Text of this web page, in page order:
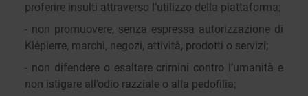
proferire insulti attraverso l’utilizzo della piattaforma;
- non promuovere, senza espressa autorizzazione di
Klépierre, marchi, negozi, attività, prodotti o servizi;
- non difendere o esaltare crimini contro l’umanità e
non istigare all’odio razziale o alla pedofilia;